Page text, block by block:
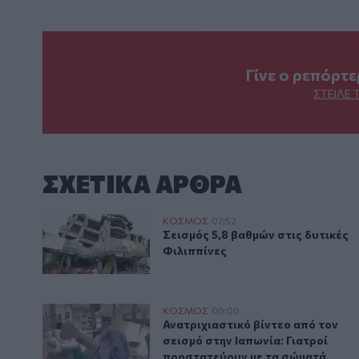
Γίνε ο
ΣΤΕΊΛΕ
ΣΧΕΤΙΚA AΡΘΡΑ
Σεισμός 5,8 βαθμών στις δυτικές Φιλιππίνες
ΚΟΣΜΟΣ 07:52
Σεισμός 5,8 βαθμών στις δυτικές
Σεισμός 5,8 βαθμών στις δυτικές
Φιλιππίνες
Ανατριχιαστικό βίντεο από τον σεισμό στην
ΚΟΣΜΟΣ 00:00
Ανατριχιαστικό βίντεο από τον
Ανατριχιαστικό βίντεο από τον
σεισμό στην Ιαπωνία: Γιατροί
προστατεύουν με τα σώματά